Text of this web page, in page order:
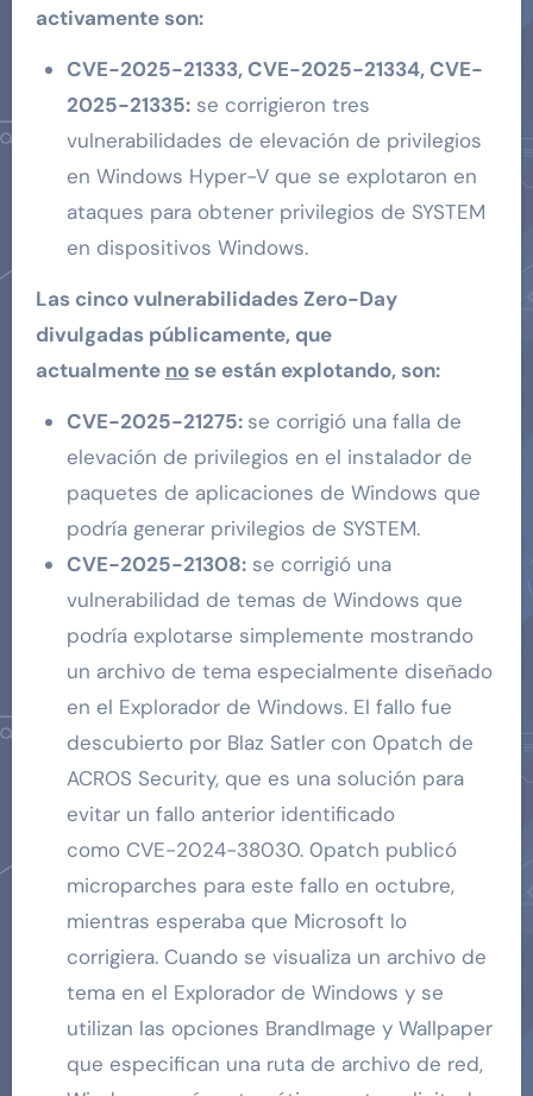
activamente son:
CVE-2025-21333, CVE-2025-21334, CVE-
2025-21335:se corrigieron tres
vulnerabilidades de elevación de privilegios
en Windows Hyper-V que se explotaron en
ataques para obtener privilegios de SYSTEM
en dispositivos Windows.
Las cinco vulnerabilidades Zero-Day
divulgadas públicamente, que
actualmente nose están explotando, son:
CVE-2025-21275: se corrigió una falla de
elevación de privilegios en el instalador de
paquetes de aplicaciones de Windows que
podría generar privilegios de SYSTEM.
CVE-2025-21308:se corrigió una
vulnerabilidad de temas de Windows que
podría explotarse simplemente mostrando
un archivo de tema especialmente diseñado
en el Explorador de Windows. El fallo fue
descubierto por Blaz Satler con 0patch de
ACROS Security, que es una solución para
evitar un fallo anterior identificado
como CVE-2024-38030. 0patch publicó
microparches para este fallo en octubre,
mientras esperaba que Microsoft lo
corrigiera. Cuando se visualiza un archivo de
tema en el Explorador de Windows y se
utilizan las opciones BrandImage y Wallpaper
que especifican una ruta de archivo de red,